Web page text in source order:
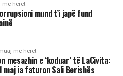
më herët
mund t’i japë fund
më herët
mesazhin e ‘koduar’ të LaCivita:
maj ia faturon Sali Berishës